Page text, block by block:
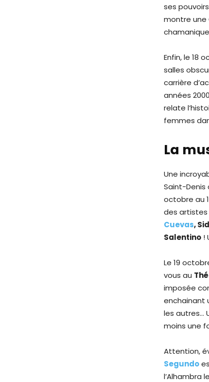
ses
montre une
Enfin, le 18
salles
carrière
années
relate
femmes
La
Une
Saint-Denis
octobre au
des
Cuevas,
Salentino !
Le 19
vous au
imposée
enchainant
les autres…
moins une
Attention,
Segundo
l’Alhambra